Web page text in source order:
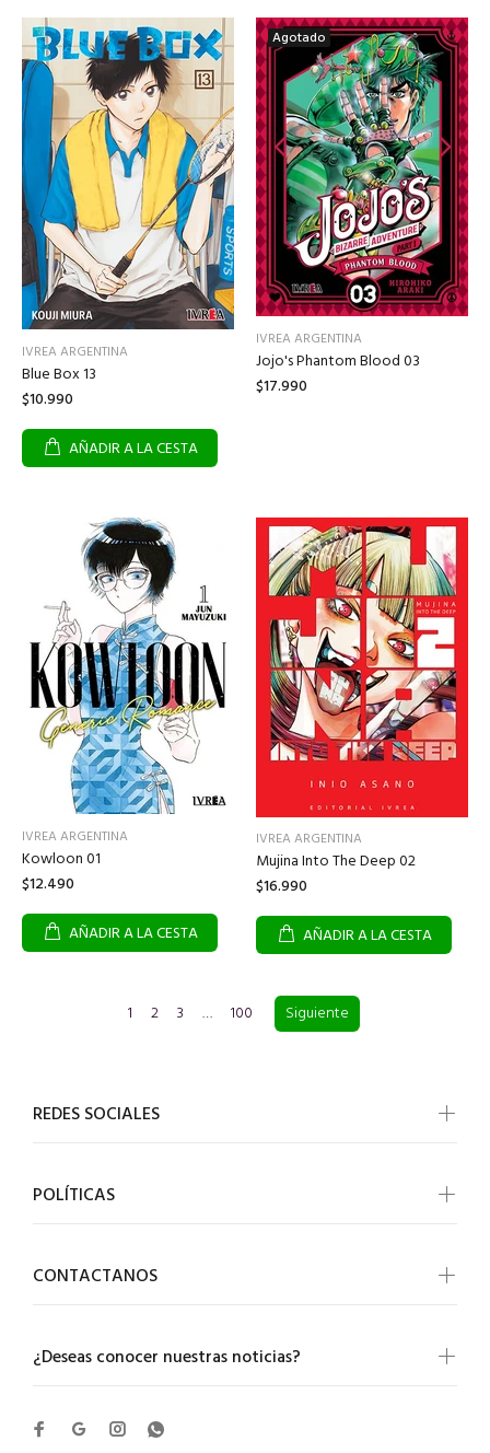
IVREA ARGENTINA
Blue Box 13
$10.990
AÑADIR A LA CESTA
Agotado
IVREA ARGENTINA
Jojo's Phantom Blood 03
$17.990
IVREA ARGENTINA
Kowloon 01
$12.490
AÑADIR A LA CESTA
IVREA ARGENTINA
Mujina Into The Deep 02
$16.990
AÑADIR A LA CESTA
1 2 3 … 100 Siguiente
¿Deseas conocer nuestras noticias?
REDES SOCIALES
POLÍTICAS
CONTACTANOS